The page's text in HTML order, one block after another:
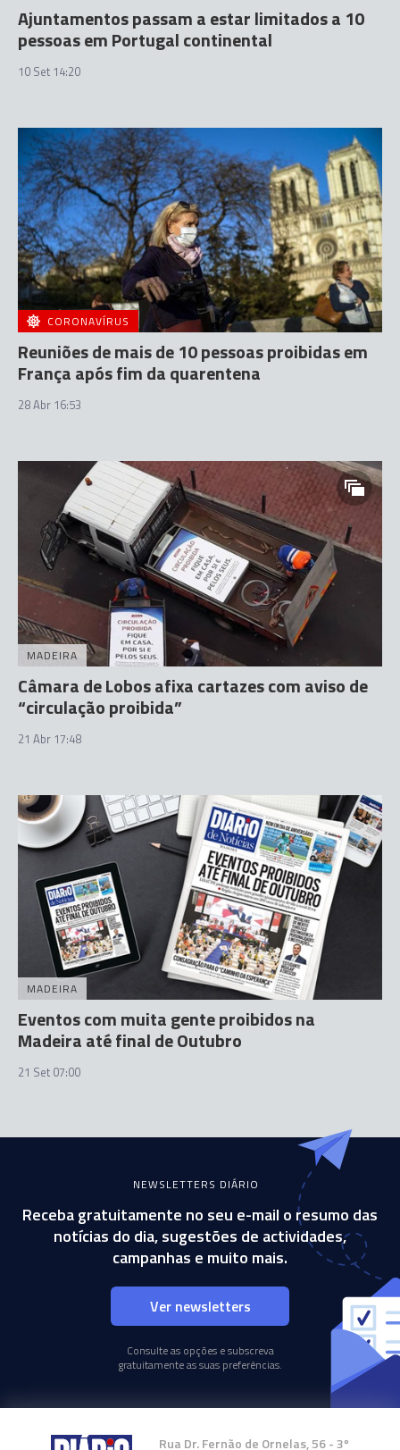
Ajuntamentos passam a estar limitados a 10
pessoas em Portugal continental
10 Set 14:20
CORONAVÍRUS
Reuniões de mais de 10 pessoas proibidas em
França após fim da quarentena
28 Abr 16:53
MADEIRA
Câmara de Lobos afixa cartazes com aviso de
“circulação proibida”
21 Abr 17:48
MADEIRA
Eventos com muita gente proibidos na
Madeira até final de Outubro
21 Set 07:00
NEWSLETTERS DIÁRIO
Receba gratuitamente no seu e-mail o resumo das
notícias do dia, sugestões de actividades,
campanhas e muito mais.
Ver newsletters
Consulte as opções e subscreva
gratuitamente as suas preferências.
Rua Dr. Fernão de Ornelas, 56 - 3º